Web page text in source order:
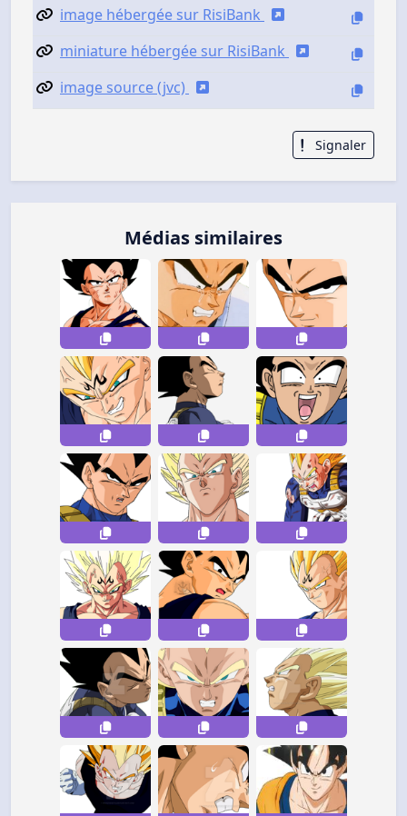
image hébergée sur RisiBank
miniature hébergée sur RisiBank
image source (jvc)
Signaler
Médias similaires